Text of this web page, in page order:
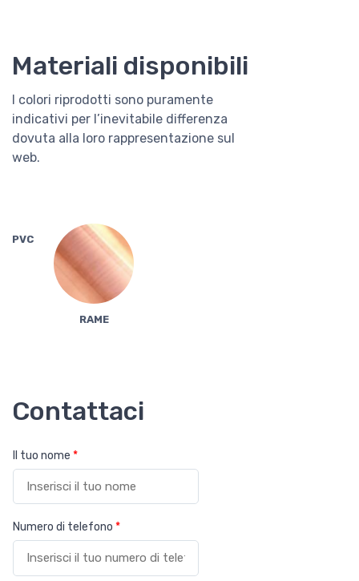
Materiali disponibili
I colori riprodotti sono puramente
indicativi per l’inevitabile differenza
dovuta alla loro rappresentazione sul
web.
PVC
RAME
Contattaci
Il tuo nome *
Numero di telefono *